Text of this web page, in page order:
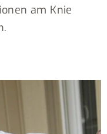
am Knie